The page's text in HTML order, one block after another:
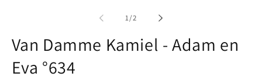
1/van
2
Van Damme Kamiel - Adam en
Eva °634